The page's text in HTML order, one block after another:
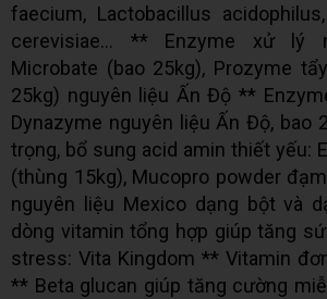
faecium, Lactobacillus
cerevisiae... ** Enzyme xử lý
Microbate (bao 25kg), Prozyme
25kg) nguyên liệu Ấn Độ **
Dynazyme nguyên liệu Ấn Độ, bao
trọng, bổ sung acid amin thiết yếu:
(thùng 15kg), Mucopro powder
nguyên liệu Mexico dạng bột và
dòng vitamin tổng hợp giúp tăng
stress: Vita Kingdom ** Vitamin
** Beta glucan giúp tăng cường